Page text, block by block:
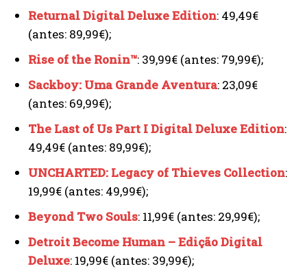
Returnal Digital Deluxe Edition: 49,49€
(antes: 89,99€);
Rise of the Ronin™: 39,99€ (antes: 79,99€);
Sackboy: Uma Grande Aventura: 23,09€
(antes: 69,99€);
The Last of Us Part I Digital Deluxe Edition:
49,49€ (antes: 89,99€);
UNCHARTED: Legacy of Thieves Collection:
19,99€ (antes: 49,99€);
Beyond Two Souls: 11,99€ (antes: 29,99€);
Detroit Become Human – Edição Digital
Deluxe: 19,99€ (antes: 39,99€);